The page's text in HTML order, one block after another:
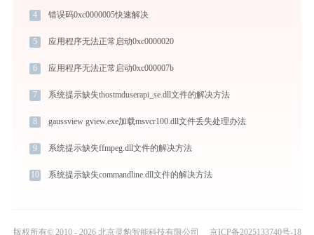
4 错误码0xc0000005快速解决
5 应用程序无法正常启动0xc0000020
6 应用程序无法正常启动0xc000007b
7 系统提示缺失thostmduserapi_se.dll文件的解决方法
8 gaussview gview.exe加载msvcr100.dll文件丢失处理办法
9 系统提示缺失ffmpeg.dll文件的解决方法
10 系统提示缺失commandline.dll文件的解决方法
版权所有© 2010 - 2026 北京灵豹智能科技有限公司 京ICP备2025133740号-18